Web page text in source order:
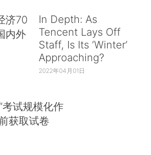
济70
内外
In Depth: As
Tencent Lays Off
Staff, Is Its ‘Winter’
Approaching?
2022年04月01日
考试规模化作
获取试卷